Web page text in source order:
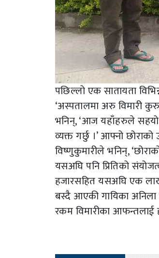
पछिल्लो एक सातायता
‘अस्पतालमा अरु विमारी
भनिन्, ‘आज यहाँहरुले
व्यक्त गर्छु ।’ आफ्नो
विष्णुकुमारीले भनिन्,
यसअघि पनि प्रितिको
हजारसहित यसअघि एक
बस्दै आएकी गायिका
रकम विमारीका आफन्तलाई